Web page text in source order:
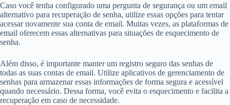
Caso você tenha configurado uma pergunta de segurança ou um email
alternativo para recuperação de senha, utilize essas opções para tentar
acessar novamente sua conta de email. Muitas vezes, as plataformas de
email oferecem essas alternativas para situações de esquecimento de
senha.
Além disso, é importante manter um registro seguro das senhas de
todas as suas contas de email. Utilize aplicativos de gerenciamento de
senhas para armazenar essas informações de forma segura e acessível
quando necessário. Dessa forma, você evita o esquecimento e facilita a
recuperação em caso de necessidade.